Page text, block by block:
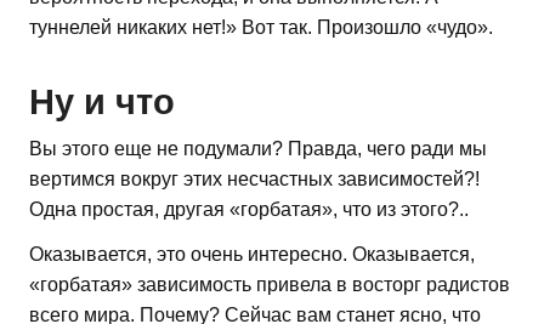
туннелей никаких нет!» Вот так. Произошло «чудо».
Ну и что
Вы этого еще не подумали? Правда, чего ради мы
вертимся вокруг этих несчастных зависимостей?!
Одна простая, другая «горбатая», что из этого?..
Оказывается, это очень интересно. Оказывается,
«горбатая» зависимость привела в восторг радистов
всего мира. Почему? Сейчас вам станет ясно, что